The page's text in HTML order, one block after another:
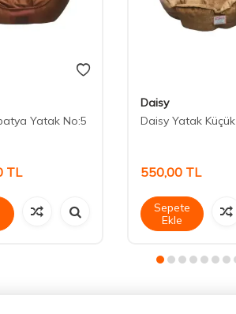
Yatak No:5
TL
Daisy
Daisy Yatak Küçük
550,00 TL
Sepete
Ekle